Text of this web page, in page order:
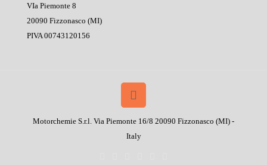
VIa Piemonte 8
20090 Fizzonasco (MI)
PIVA 00743120156
Motorchemie S.r.l. Via Piemonte 16/8 20090 Fizzonasco (MI) -
Italy